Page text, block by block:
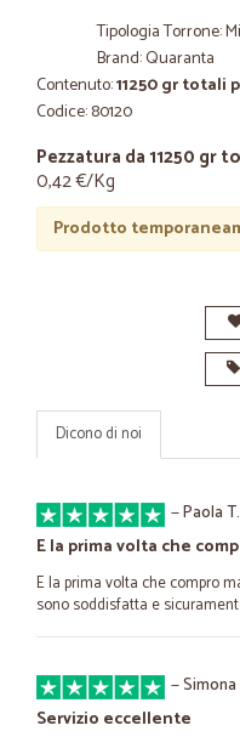
Tipologia Torrone:
Brand: Quaranta
Contenuto:11250 gr totali
Codice: 80120
Pezzatura da 11250 gr
0,42 €/Kg
Prodotto
Dicono di noi
—Paola T.
E la prima volta che
E la prima volta che compro
sono soddisfatta e
—Simona
Servizio eccellente